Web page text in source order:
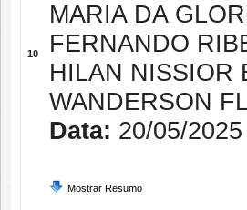
10
MARIA DA
FERNANDO
HILAN NISSIOR
WANDERSON
Data: 20/05/2025
Mostrar Resumo